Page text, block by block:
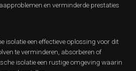
en verminderde prestaties
isolatie een effectieve oplossing voor dit
te verminderen, absorberen of
isolatie een rustige omgeving waarin